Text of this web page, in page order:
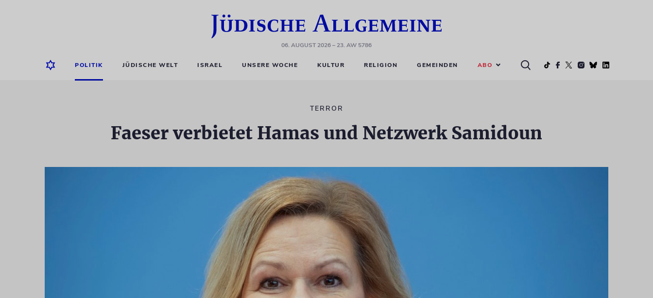
06. AUGUST 2026– 23. AW 5786
POLITIK JÜDISCHE WELT ISRAEL UNSERE WOCHE KULTUR RELIGION GEMEINDEN ABO
TERROR
Faeser verbietet Hamas und Netzwerk Samidoun